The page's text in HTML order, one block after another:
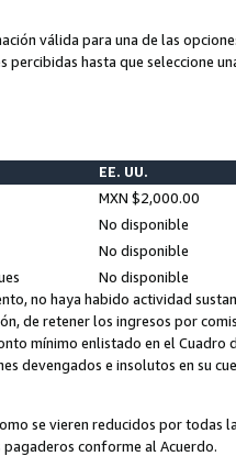
válida para una de las
percibidas hasta que seleccione
EE. UU.
MXN $2,000.00
No disponible
No disponible
No disponible
no haya habido actividad
de retener los ingresos por
mínimo enlistado en el
devengados e insolutos en su
se vieren reducidos por todas
conforme al Acuerdo.